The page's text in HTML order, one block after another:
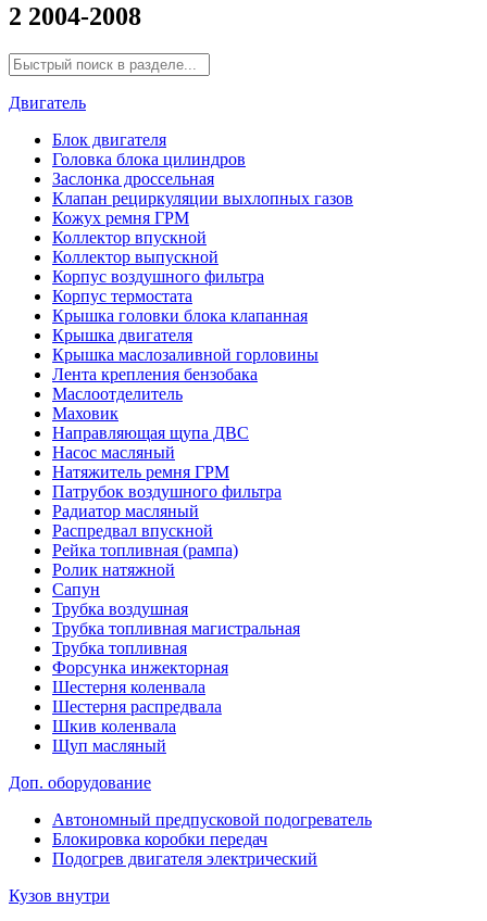
2 2004-2008
Двигатель
Блок двигателя
Головка блока цилиндров
Заслонка дроссельная
Клапан рециркуляции выхлопных газов
Кожух ремня ГРМ
Коллектор впускной
Коллектор выпускной
Корпус воздушного фильтра
Корпус термостата
Крышка головки блока клапанная
Крышка двигателя
Крышка маслозаливной горловины
Лента крепления бензобака
Маслоотделитель
Маховик
Направляющая щупа ДВС
Насос масляный
Натяжитель ремня ГРМ
Патрубок воздушного фильтра
Радиатор масляный
Распредвал впускной
Рейка топливная (рампа)
Ролик натяжной
Сапун
Трубка воздушная
Трубка топливная магистральная
Трубка топливная
Форсунка инжекторная
Шестерня коленвала
Шестерня распредвала
Шкив коленвала
Щуп масляный
Доп. оборудование
Автономный предпусковой подогреватель
Блокировка коробки передач
Подогрев двигателя электрический
Кузов внутри